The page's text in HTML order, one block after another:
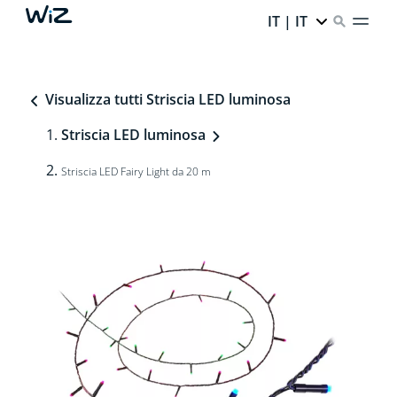
IT | IT
Visualizza tutti Striscia LED luminosa
Striscia LED luminosa
Striscia LED Fairy Light da 20 m